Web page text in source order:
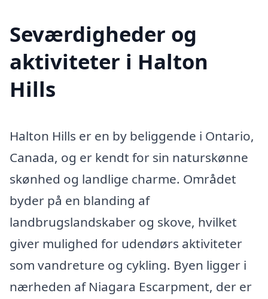
Seværdigheder og
aktiviteter i Halton
Hills
Halton Hills er en by beliggende i Ontario,
Canada, og er kendt for sin naturskønne
skønhed og landlige charme. Området
byder på en blanding af
landbrugslandskaber og skove, hvilket
giver mulighed for udendørs aktiviteter
som vandreture og cykling. Byen ligger i
nærheden af Niagara Escarpment, der er